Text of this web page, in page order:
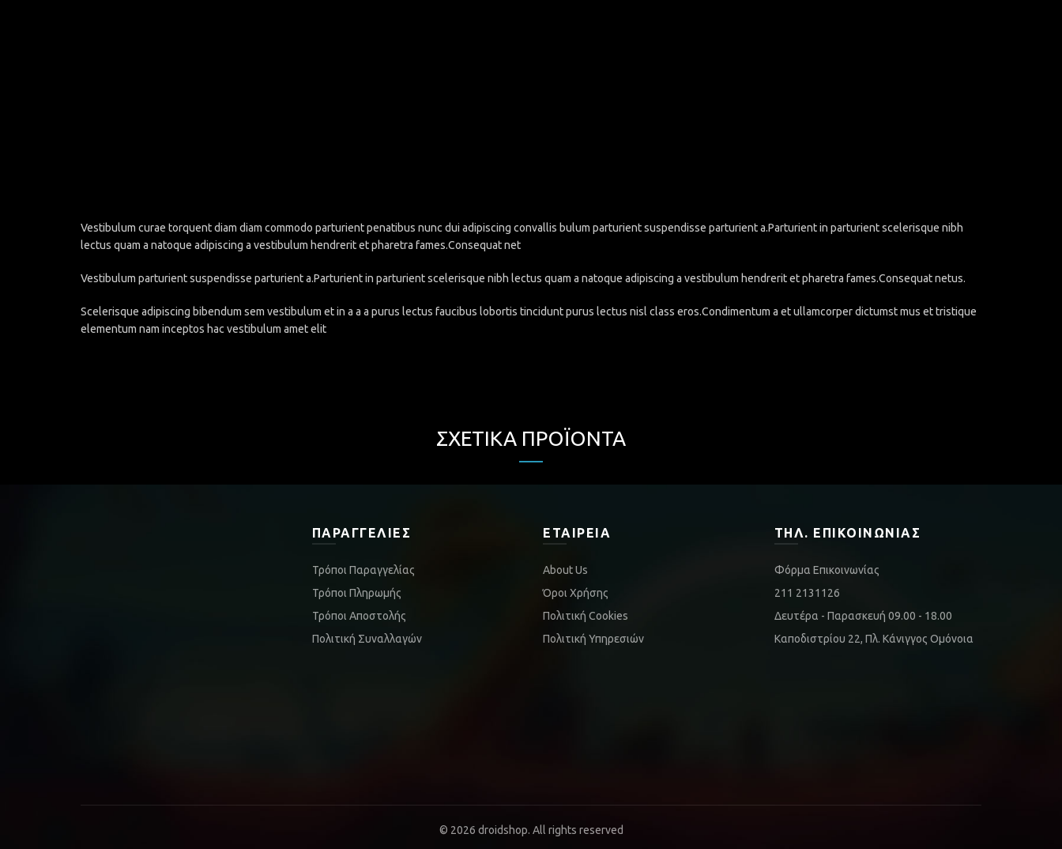
Vestibulum curae torquent diam diam commodo parturient penatibus nunc dui adipiscing convallis bulum parturient suspendisse parturient a.Parturient in parturient scelerisque nibh
lectus quam a natoque adipiscing a vestibulum hendrerit et pharetra fames.Consequat net
Vestibulum parturient suspendisse parturient a.Parturient in parturient scelerisque nibh lectus quam a natoque adipiscing a vestibulum hendrerit et pharetra fames.Consequat netus.
Scelerisque adipiscing bibendum sem vestibulum et in a a a purus lectus faucibus lobortis tincidunt purus lectus nisl class eros.Condimentum a et ullamcorper dictumst mus et tristique
elementum nam inceptos hac vestibulum amet elit
ΣΧΕΤΙΚΆ ΠΡΟΪΌΝΤΑ
ΠΑΡΑΓΓΕΛΊΕΣ
Τρόποι Παραγγελίας
Τρόποι Πληρωμής
Τρόποι Αποστολής
Πολιτική Συναλλαγών
ΕΤΑΙΡΕΊΑ
About Us
Όροι Χρήσης
Πολιτική Cookies
Πολιτική Υπηρεσιών
ΤΗΛ. ΕΠΙΚΟΙΝΩΝΊΑΣ
Φόρμα Επικοινωνίας
211 2131126
Δευτέρα - Παρασκευή 09.00 - 18.00
Καποδιστρίου 22, Πλ. Κάνιγγος Ομόνοια
© 2026 droidshop. All rights reserved